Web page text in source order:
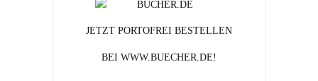
JETZT PORTOFREI BESTELLEN
BEI WWW.BUECHER.DE!